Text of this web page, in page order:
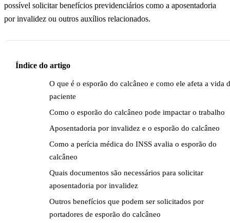
possível solicitar benefícios previdenciários como a aposentadoria
por invalidez ou outros auxílios relacionados.
Índice do artigo
O que é o esporão do calcâneo e como ele afeta a vida
paciente
Como o esporão do calcâneo pode impactar o trabalho
Aposentadoria por invalidez e o esporão do calcâneo
Como a perícia médica do INSS avalia o esporão do
calcâneo
Quais documentos são necessários para solicitar
aposentadoria por invalidez
Outros benefícios que podem ser solicitados por
portadores de esporão do calcâneo